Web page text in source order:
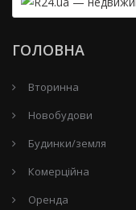
ГОЛОВНА
Вторинна
Новобудови
Будинки/земля
Комерційна
Оренда